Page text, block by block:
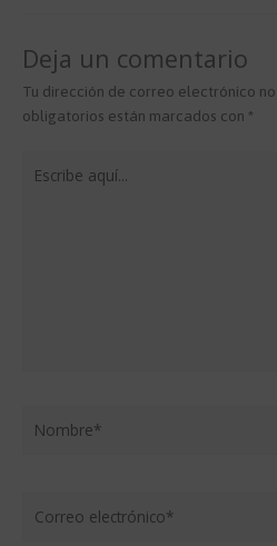
Deja un comentario
Tu dirección de correo electrónico
obligatorios están marcados con *
aquí...
electrónico*